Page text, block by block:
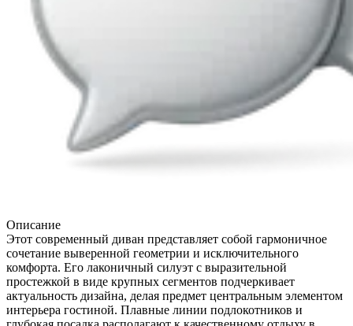
Описание
Этот современный диван представляет собой гармоничное
сочетание выверенной геометрии и исключительного
комфорта. Его лаконичный силуэт с выразительной
простежкой в виде крупных сегментов подчеркивает
актуальность дизайна, делая предмет центральным элементом
интерьера гостиной. Плавные линии подлокотников и